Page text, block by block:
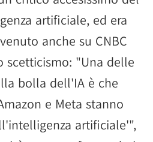
artificiale, ed era
anche su CNBC
scetticismo: "Una delle
bolla dell'IA è che
e Meta stanno
artificiale'",